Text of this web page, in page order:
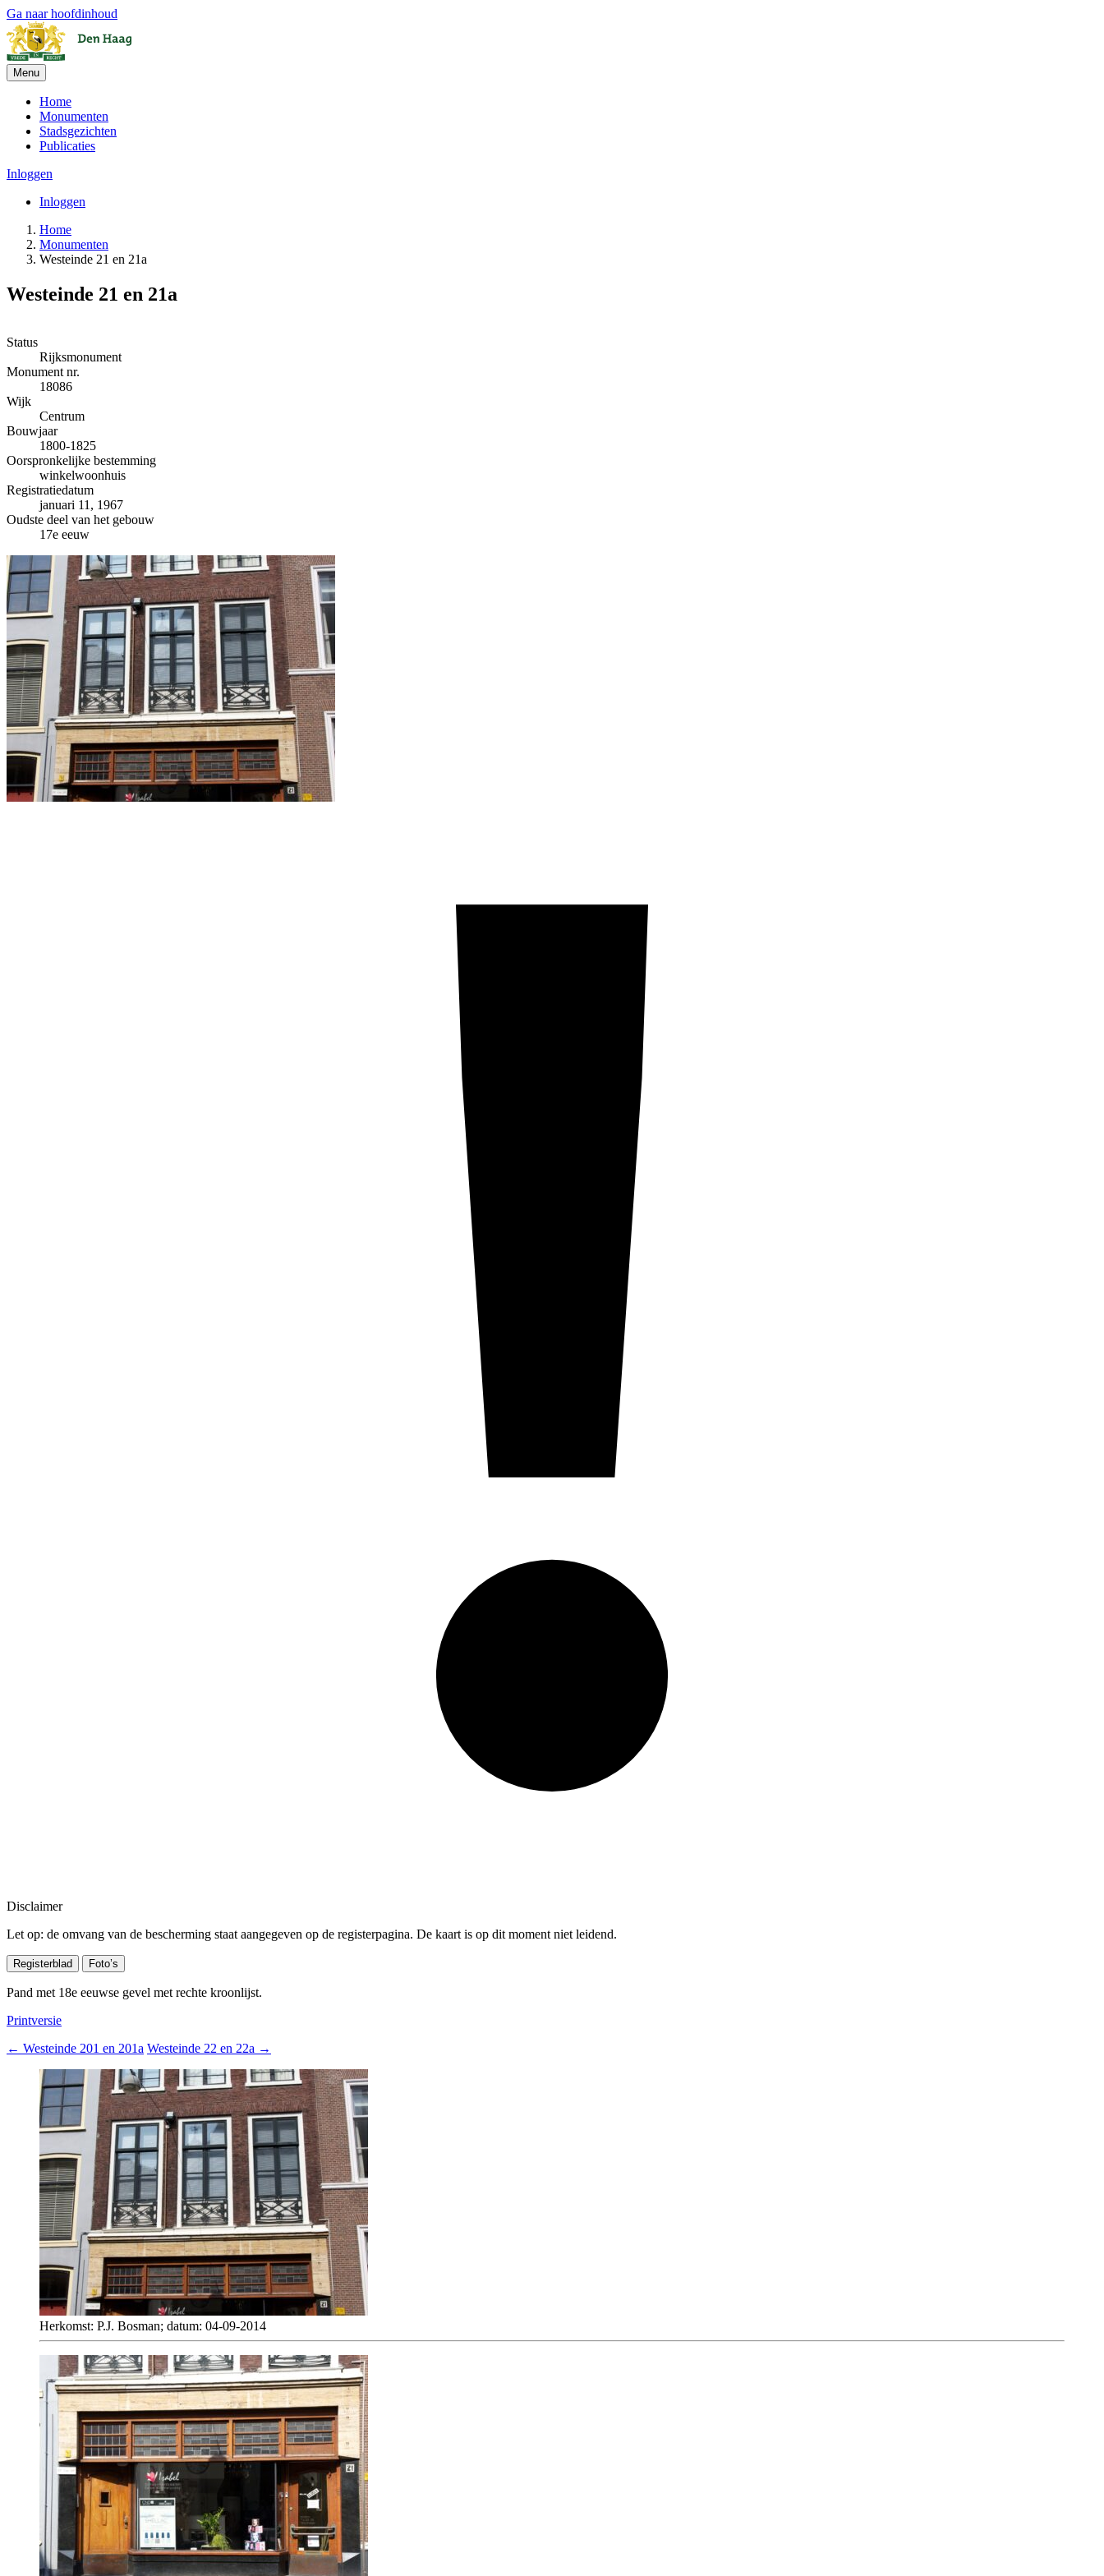
Ga naar hoofdinhoud
Menu
Home
Monumenten
Stadsgezichten
Publicaties
Inloggen
Inloggen
Home
Monumenten
Westeinde 21 en 21a
Westeinde 21 en 21a
+
−
Status
Rijksmonument
Monument nr.
18086
Wijk
Centrum
Bouwjaar
1800-1825
Oorspronkelijke bestemming
winkelwoonhuis
Registratiedatum
januari 11, 1967
Oudste deel van het gebouw
17e eeuw
Disclaimer
Let op: de omvang van de bescherming staat aangegeven op de registerpagina. De kaart is op dit moment niet leidend.
Registerblad Foto’s
Pand met 18e eeuwse gevel met rechte kroonlijst.
Printversie
← Westeinde 201 en 201a Westeinde 22 en 22a →
Herkomst: P.J. Bosman; datum: 04-09-2014